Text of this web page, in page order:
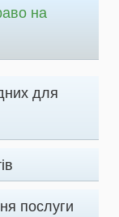
на
для
послуги